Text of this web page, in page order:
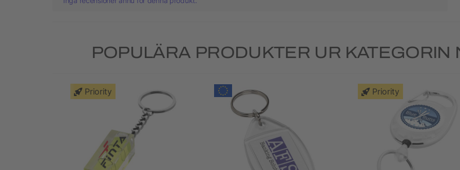
POPULÄRA PRODUKTER UR KATEGORIN
Priority Priority